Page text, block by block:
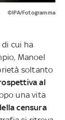
©IPA/Fotogramma
di cui ha
Manoel
soltanto
al
una vita
censura